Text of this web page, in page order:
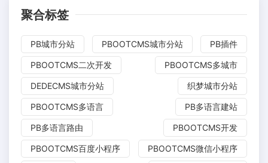
聚合标签
PB城市分站 PBOOTCMS城市分站 PB插件
PBOOTCMS二次开发 PBOOTCMS多城市
DEDECMS城市分站 织梦城市分站
PBOOTCMS多语言 PB多语言建站
PB多语言路由 PBOOTCMS开发
PBOOTCMS百度小程序 PBOOTCMS微信小程序